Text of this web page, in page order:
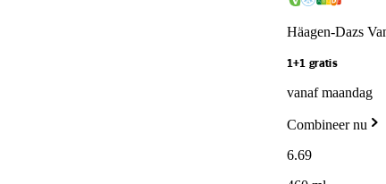
Häagen-Dazs
1+1 gratis
vanaf maandag
Combineer nu
6.69